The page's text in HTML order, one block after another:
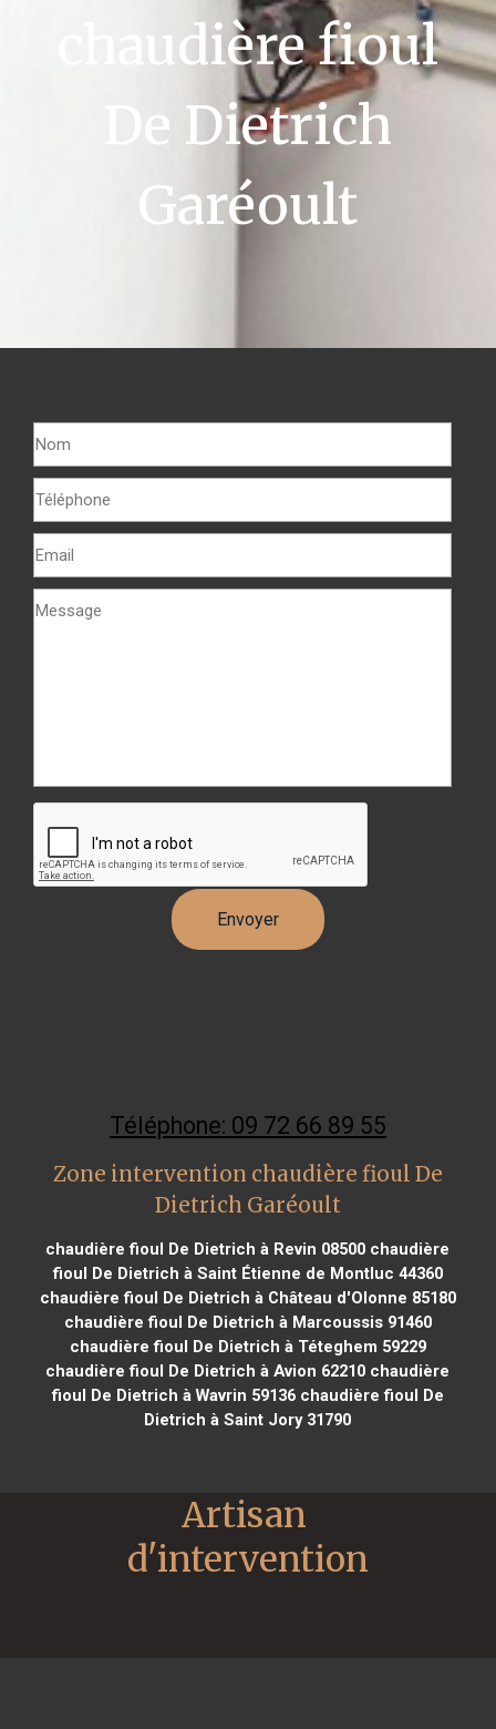
chaudière fioul
De Dietrich
Garéoult
Téléphone: 09 72 66 89 55
Zone intervention chaudière fioul De
Dietrich Garéoult
chaudière fioul De Dietrich à Revin 08500 chaudière
fioul De Dietrich à Saint Étienne de Montluc 44360
chaudière fioul De Dietrich à Château d'Olonne 85180
chaudière fioul De Dietrich à Marcoussis 91460
chaudière fioul De Dietrich à Téteghem 59229
chaudière fioul De Dietrich à Avion 62210 chaudière
fioul De Dietrich à Wavrin 59136chaudière fioul De
Dietrich à Saint Jory 31790
Artisan
d'intervention